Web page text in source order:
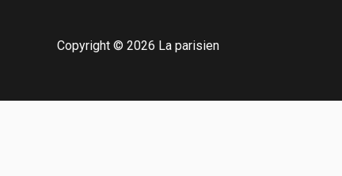
Copyright © 2026 La parisien